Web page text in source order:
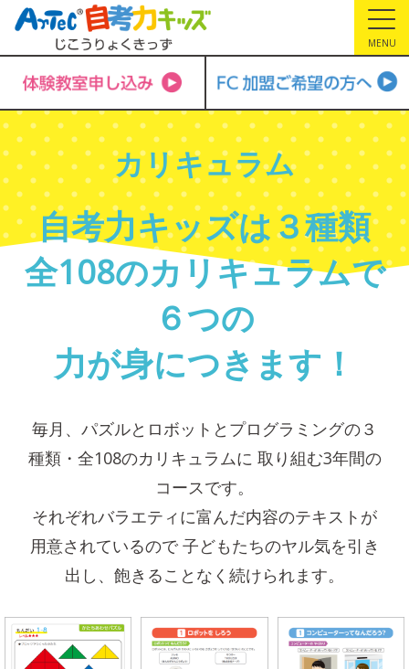
MENU
カリキュラム
自考力キッズは３種類
全108のカリキュラムで
６つの
力が身につきます！
毎月、パズルとロボットとプログラミングの３
種類・全108のカリキュラムに 取り組む3年間の
コースです。
それぞれバラエティに富んだ内容のテキストが
用意されているので子どもたちのヤル気を引き
出し、飽きることなく続けられます。